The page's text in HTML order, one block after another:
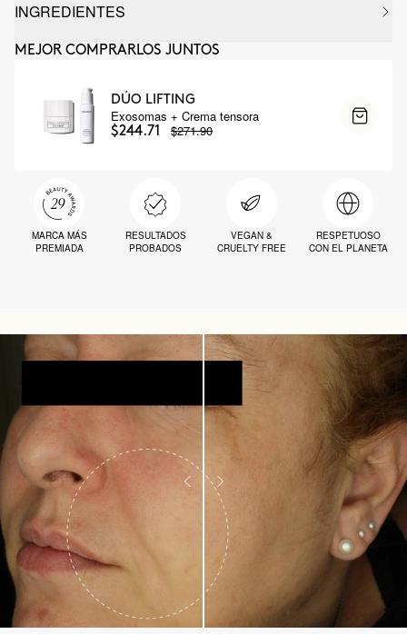
INGREDIENTES
MEJOR COMPRARLOS JUNTOS
DÚO LIFTING
Exosomas + Crema tensora
$244.71 $271.90
MARCA MÁS
PREMIADA
RESULTADOS
PROBADOS
VEGAN &
CRUELTY FREE
RESPETUOSO
CON EL PLANETA